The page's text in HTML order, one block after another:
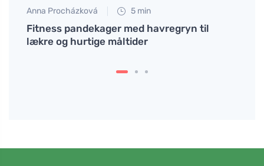
Anna Procházková 5 min
Fitness pandekager med havregryn til
lækre og hurtige måltider